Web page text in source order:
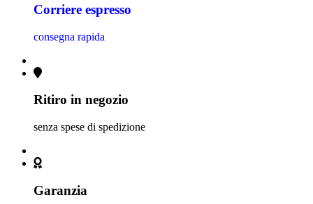
Corriere espresso
consegna rapida
Ritiro in negozio
senza spese di spedizione
Garanzia